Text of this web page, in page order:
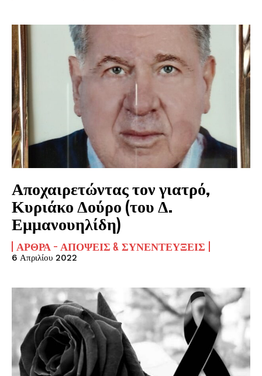
Αποχαιρετώντας τον γιατρό,
Κυριάκο Δούρο (του Δ.
Εμμανουηλίδη)
ΆΡΘΡΑ - ΑΠΌΨΕΙΣ & ΣΥΝΕΝΤΕΎΞΕΙΣ
6 Απριλίου 2022